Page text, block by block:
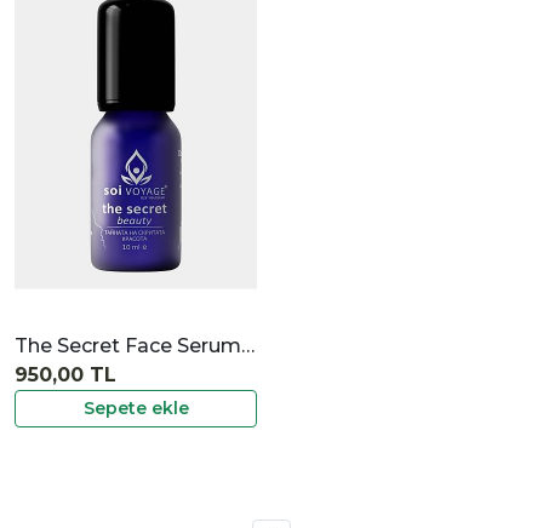
The Secret Face Serum 10 ml
Sepete ekle
950,00 TL